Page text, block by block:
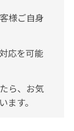
様ご自身
応を可能
ら、お気
す。